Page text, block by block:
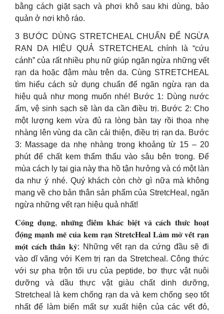
bằng cách giặt sạch và phơi khô sau khi dùng, bảo
quản ở nơi khô ráo.
3 BƯỚC DÙNG STRETCHEAL CHUẨN ĐỂ NGỪA
RẠN DA HIỆU QUẢ STRETCHEAL chính là “cứu
cánh” của rất nhiều phụ nữ giúp ngăn ngừa những vết
rạn da hoặc đậm màu trên da. Cùng STRETCHEAL
tìm hiểu cách sử dụng chuẩn để ngăn ngừa rạn da
hiệu quả như mong muốn nhé! Bước 1: Dùng nước
ấm, vệ sinh sạch sẽ làn da cần điều trị. Bước 2: Cho
một lượng kem vừa đủ ra lòng bàn tay rồi thoa nhẹ
nhàng lên vùng da cần cải thiện, điều trị rạn da. Bước
3: Massage da nhẹ nhàng trong khoảng từ 15 – 20
phút để chất kem thẩm thẩu vào sâu bên trong. Để
mùa cách ly tại gia này tha hồ tận hưởng và có một làn
da như ý nhé. Quý khách còn chờ gì nữa mà không
mang về cho bản thân sản phẩm của StretcHeal, ngăn
ngừa những vết rạn hiệu quả nhất!
𝐂𝐨̂𝐧𝐠 𝐝𝐮̣𝐧𝐠, 𝐧𝐡𝐮̛̃𝐧𝐠 đ𝐢𝐞̂̉𝐦 𝐤𝐡𝐚́𝐜 𝐛𝐢𝐞̣̂𝐭 𝐯𝐚̀ 𝐜𝐚́𝐜𝐡 𝐭𝐡𝐮̛́𝐜 𝐡𝐨𝐚̣𝐭
đ𝐨̣̂𝐧𝐠 𝐦𝐚̣𝐧𝐡 𝐦𝐞̃ 𝐜𝐮̉𝐚 𝐤𝐞𝐦 𝐫𝐚̣𝐧 𝐒𝐭𝐫𝐞𝐭𝐜𝐇𝐞𝐚𝐥 𝐋𝐚̀𝐦 𝐦𝐨̛̀ 𝐯𝐞̂́𝐭 𝐫𝐚̣𝐧
𝐦𝐨̣̂𝐭 𝐜𝐚́𝐜𝐡 𝐭𝐡𝐚̂̀𝐧 𝐤𝐲̀: Những vết rạn da cứng đầu sẽ đi
vào dĩ vãng với Kem trị rạn da Stretcheal. Công thức
với sự pha trộn tối ưu của peptide, bơ thực vật nuôi
dưỡng và dầu thực vật giàu chất dinh dưỡng,
Stretcheal là kem chống rạn da và kem chống sẹo tốt
nhất để làm biến mất sự xuất hiện của các vết đỏ,